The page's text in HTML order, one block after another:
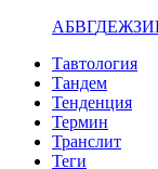
АБВГДЕЖЗИ
Тавтология
Тандем
Тенденция
Термин
Транслит
Теги